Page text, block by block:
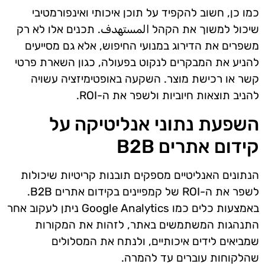
כמו כן, חשוב להקפיד על תוכן איכותי ואינפורמטיבי
שיכול למשוך את הקהל المستهدف. תכנים אלו לא רק
משפרים את הדירוג במנועי החיפוש, אלא גם מסייעים
להניע את המבקרים לנקוט בפעולה, כגון השארת פרטי
קשר או רכישת מוצר. השקעה באופטימיזציה עשויה
להניב תוצאות חיוביות ולשפר את ה-ROI.
השפעת נתוני אנליטיקה על
קידום אתרים B2B
הנתונים האנליטיים מספקים תובנות קריטיות שיכולות
לשפר את ה-ROI של קמפיינים בקידום אתרים B2B.
באמצעות כלים כמו Google Analytics ניתן לעקוב אחר
התנהגות המשתמשים באתר, לזהות את המקורות
שמביאים לידים איכותיים, ולנתח את המסלולים
שהלקוחות עוברים עד להמרה.